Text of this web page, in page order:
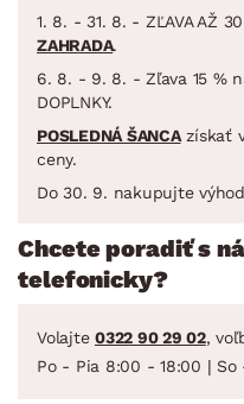
1. 8. - 31. 8. - ZĽAVA AŽ
ZAHRADA.
6. 8. - 9. 8. - Zľava 15 %
DOPLNKY.
POSLEDNÁ ŠANCAzískať
ceny.
Do 30. 9. nakupujte
Chcete poradiť s
telefonicky?
Volajte 0322 90 29 02,
Po - Pia 8:00 - 18:00 | So